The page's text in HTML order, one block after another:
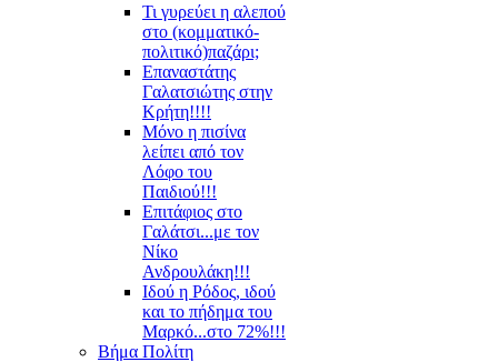
Τι γυρεύει η αλεπού
στο (κομματικό-
πολιτικό)παζάρι;
Επαναστάτης
Γαλατσιώτης στην
Κρήτη!!!!
Μόνο η πισίνα
λείπει από τον
Λόφο του
Παιδιού!!!
Επιτάφιος στο
Γαλάτσι...με τον
Νίκο
Ανδρουλάκη!!!
Ιδού η Ρόδος, ιδού
και το πήδημα του
Μαρκό...στο 72%!!!
Βήμα Πολίτη